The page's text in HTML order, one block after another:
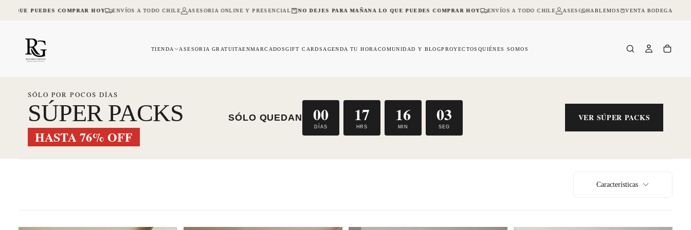
SALTAR
AL
PUEDES COMPRAR HOY ENVÍOS A TODO CHILE ASESORIA ONLINE Y PRESENCIAL NO DEJES PARA MAÑANA LO QUE PUEDES COMPRAR HOY ENVÍOS A TODO CHILE ASESORIA ONLINE Y PRESENCIAL NO DEJES
HABLEMOS VENTA BODEGA
TIENDA ASESORIA GRATUITAENMARCADOSGIFT CARDS AGENDA TU HORA COMUNIDAD Y BLOGPROYECTOS QUIÉNES SOMOS
SÓLO POR POCOS DÍAS
SÚPER PACKS
HASTA 76% OFF
SÓLO QUEDAN 00
DÍAS
17
HRS
16
MIN
01
SEG
VER SÚPER PACKS
Características